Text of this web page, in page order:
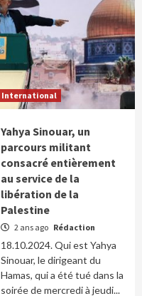
International
Yahya Sinouar, un
parcours militant
consacré entièrement
au service de la
libération de la
Palestine
2 ans ago Rédaction
18.10.2024. Qui est Yahya
Sinouar, le dirigeant du
Hamas, qui a été tué dans la
soirée de mercredi à jeudi...